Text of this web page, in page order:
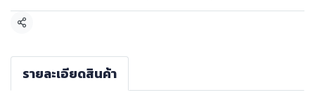
แชร์
รายละเอียดสินค้า